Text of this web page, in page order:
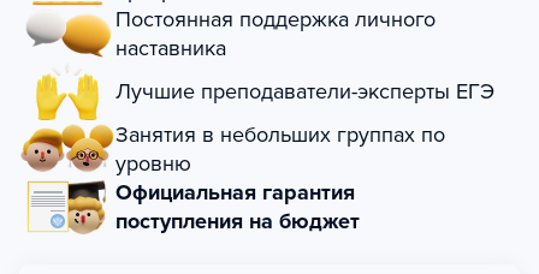
Постоянная поддержка личного
наставника
Лучшие преподаватели-эксперты ЕГЭ
Занятия в небольших группах по
уровню
Официальная гарантия
поступления на бюджет